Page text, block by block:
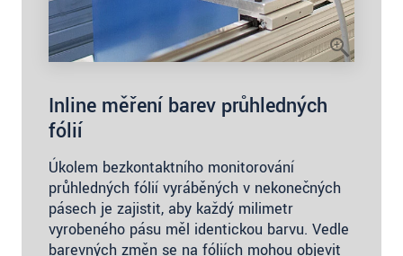
Inline měření barev průhledných
fólií
Úkolem bezkontaktního monitorování
průhledných fólií vyráběných v nekonečných
pásech je zajistit, aby každý milimetr
vyrobeného pásu měl identickou barvu. Vedle
barevných změn se na fóliích mohou objevit